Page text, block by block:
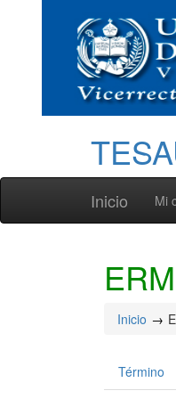
Inicio Mi
Inicio
Término